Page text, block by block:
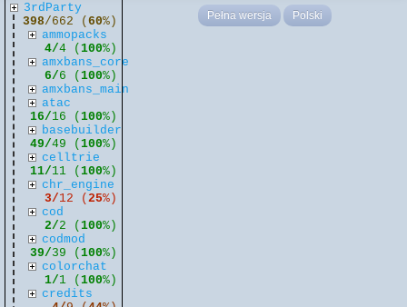
3rdParty
398/662 (60%)
ammopacks
4/4 (100%)
amxbans_core
6/6 (100%)
amxbans_main
atac
16/16 (100%)
basebuilder
49/49 (100%)
celltrie
11/11 (100%)
chr_engine
3/12 (25%)
cod
2/2 (100%)
codmod
39/39 (100%)
colorchat
1/1 (100%)
credits
Pełna wersja Polski